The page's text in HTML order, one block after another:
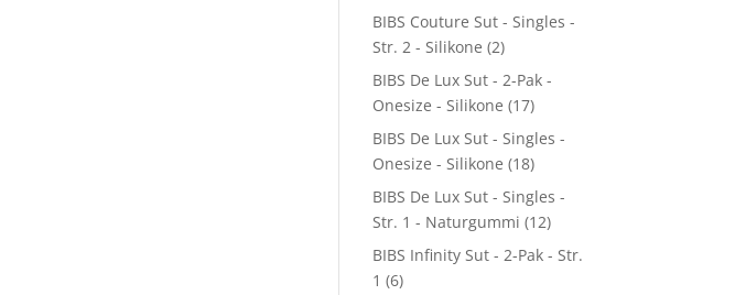
BIBS Couture Sut - Singles -
Str. 2 - Silikone (2)
BIBS De Lux Sut - 2-Pak -
Onesize - Silikone (17)
BIBS De Lux Sut - Singles -
Onesize - Silikone (18)
BIBS De Lux Sut - Singles -
Str. 1 - Naturgummi (12)
BIBS Infinity Sut - 2-Pak - Str.
1 (6)